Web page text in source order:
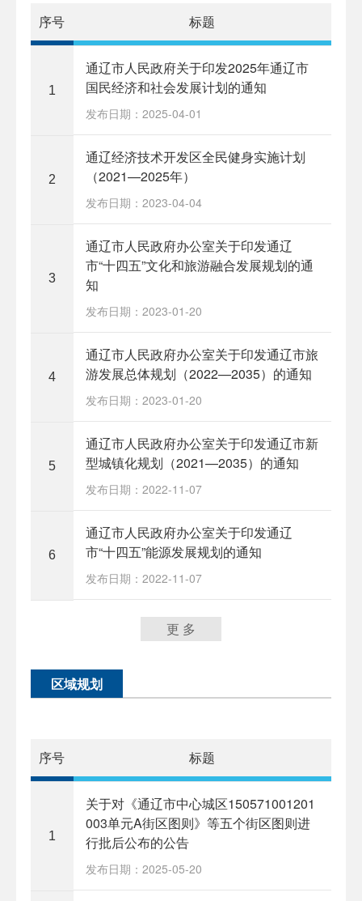
序号 标题
1
通辽市人民政府关于印发2025年通辽市
国民经济和社会发展计划的通知
发布日期：2025-04-01
2
通辽经济技术开发区全民健身实施计划
（2021—2025年）
发布日期：2023-04-04
3
通辽市人民政府办公室关于印发通辽
市“十四五”文化和旅游融合发展规划的通
知
发布日期：2023-01-20
4
通辽市人民政府办公室关于印发通辽市旅
游发展总体规划（2022—2035）的通知
发布日期：2023-01-20
5
通辽市人民政府办公室关于印发通辽市新
型城镇化规划（2021—2035）的通知
发布日期：2022-11-07
6
通辽市人民政府办公室关于印发通辽
市“十四五”能源发展规划的通知
发布日期：2022-11-07
更 多
区域规划
序号 标题
1
关于对《通辽市中心城区150571001201
003单元A街区图则》等五个街区图则进
行批后公布的公告
发布日期：2025-05-20